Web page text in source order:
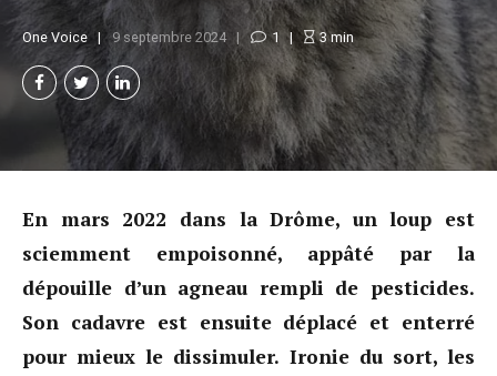
One Voice 9 septembre 2024 1 3min
En mars 2022 dans la Drôme, un loup est
sciemment empoisonné, appâté par la
dépouille d’un agneau rempli de pesticides.
Son cadavre est ensuite déplacé et enterré
pour mieux le dissimuler. Ironie du sort, les